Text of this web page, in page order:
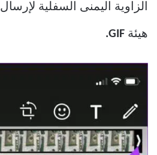
الزاوية اليمنى السفلية لإرسال
هيئة GIF.